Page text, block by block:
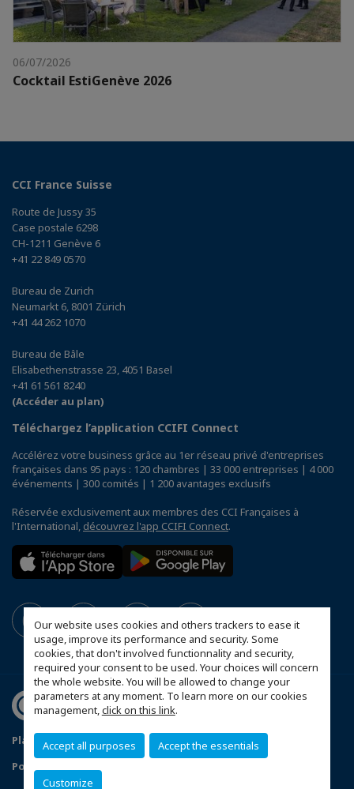
Our website uses cookies and others trackers to ease it
usage, improve its performance and security. Some
cookies, that don't involved functionnality and security,
required your consent to be used. Your choices will concern
the whole website. You will be allowed to change your
parameters at any moment. To learn more on our cookies
management,click on this link.
Accept all purposes Accept the essentials
Customize
06/07/2026
Cocktail EstiGenève 2026
CCI France Suisse
Route de Jussy 35
Case postale 6298
CH-1211 Genève 6
+41 22 849 0570
Bureau de Zurich
Neumarkt 6, 8001 Zürich
+41 44 262 1070
Bureau de Bâle
Elisabethenstrasse 23, 4051 Basel
+41 61 561 8240
(Accéder au plan)
Téléchargez l’application CCIFI Connect
Accélérez votre business grâce au 1er réseau privé d'entreprises
françaises dans 95 pays : 120 chambres | 33 000 entreprises | 4 000
événements | 300 comités | 1 200 avantages exclusifs
Réservée exclusivement aux membres des CCI Françaises à
l'International, découvrez l'app CCIFI Connect.
Plan d'accès Genève
Mentions légales
Politique de confidentialité